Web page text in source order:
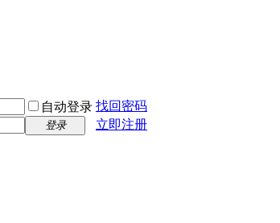
自动登录 找回密码
登录
立即注册